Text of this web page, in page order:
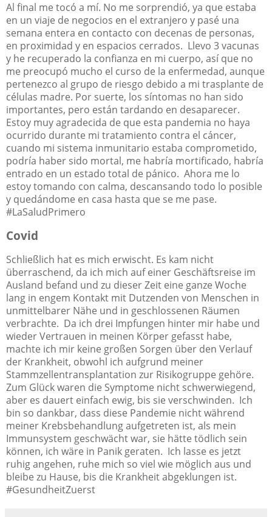
Al final me tocó a mí. No me sorprendió, ya que estaba
en un viaje de negocios en el extranjero y pasé una
semana entera en contacto con decenas de personas,
en proximidad y en espacios cerrados. Llevo 3 vacunas
y he recuperado la confianza en mi cuerpo, así que no
me preocupó mucho el curso de la enfermedad, aunque
pertenezco al grupo de riesgo debido a mi trasplante de
células madre. Por suerte, los síntomas no han sido
importantes, pero están tardando en desaparecer.
Estoy muy agradecida de que esta pandemia no haya
ocurrido durante mi tratamiento contra el cáncer,
cuando mi sistema inmunitario estaba comprometido,
podría haber sido mortal, me habría mortificado, habría
entrado en un estado total de pánico. Ahora me lo
estoy tomando con calma, descansando todo lo posible
y quedándome en casa hasta que se me pase.
#LaSaludPrimero
Covid
Schließlich hat es mich erwischt. Es kam nicht
überraschend, da ich mich auf einer Geschäftsreise im
Ausland befand und zu dieser Zeit eine ganze Woche
lang in engem Kontakt mit Dutzenden von Menschen in
unmittelbarer Nähe und in geschlossenen Räumen
verbrachte. Da ich drei Impfungen hinter mir habe und
wieder Vertrauen in meinen Körper gefasst habe,
machte ich mir keine großen Sorgen über den Verlauf
der Krankheit, obwohl ich aufgrund meiner
Stammzellentransplantation zur Risikogruppe gehöre.
Zum Glück waren die Symptome nicht schwerwiegend,
aber es dauert einfach ewig, bis sie verschwinden. Ich
bin so dankbar, dass diese Pandemie nicht während
meiner Krebsbehandlung aufgetreten ist, als mein
Immunsystem geschwächt war, sie hätte tödlich sein
können, ich wäre in Panik geraten. Ich lasse es jetzt
ruhig angehen, ruhe mich so viel wie möglich aus und
bleibe zu Hause, bis die Krankheit abgeklungen ist.
#GesundheitZuerst